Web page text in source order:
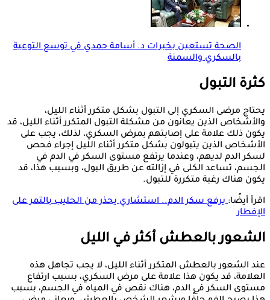
الصحة تستعين بخبرات د. أسامة حمدي في توسع التوعية
بالسكري والسمنة
كثرة التبول
يحتاج مرضى السكري إلى التبول بشكل متكرر أثناء الليل،
والأشخاص الذين يعانون من مشكلة التبول المتكرر أثناء الليل، قد
يكون ذلك علامة على إصابتهم بمرض السكري، لذلك، يجب على
الأشخاص الذين يتبولون بشكل متكرر أثناء الليل إجراء فحص
لسكر الدم لديهم، وعندما يرتفع مستوى السكر في الدم في
الجسم، تساعد الكلى في إزالته عن طريق البول، وبسبب هذا، قد
يكون هناك رغبة متكررة للتبول.
اقرأ أيضًا:يرفع سكر الدم.. استشاري يحذر من الحليب بالتمر على
الإفطار
الشعور بالعطش أكثر في الليل
عند الشعور بالعطش المتكرر أثناء الليل، لا يجب تجاهل هذه
العلامة، قد يكون هذا علامة على مرض السكري، بسبب ارتفاع
مستوى السكر في الدم، هناك نقص في المياه في الجسم، بسبب